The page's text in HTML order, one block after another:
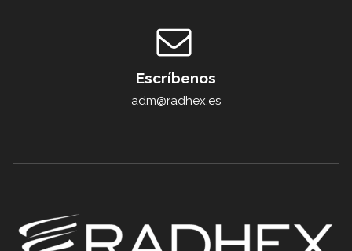
Escríbenos
adm@radhex.es